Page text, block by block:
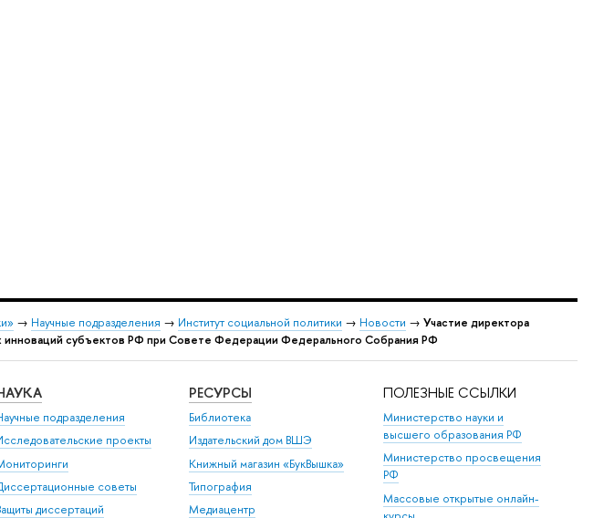
→ Научные подразделения → Институт социальной политики → Новости → Участие директора
инноваций субъектов РФ при Совете Федерации Федерального Собрания РФ
подразделения
проекты
советы
диссертаций
РЕСУРСЫ
Библиотека
Издательский дом ВШЭ
Книжный магазин «БукВышка»
Типография
Медиацентр
ПОЛЕЗНЫЕ ССЫЛКИ
Министерство науки и
высшего образования РФ
Министерство просвещения
РФ
Массовые открытые онлайн-